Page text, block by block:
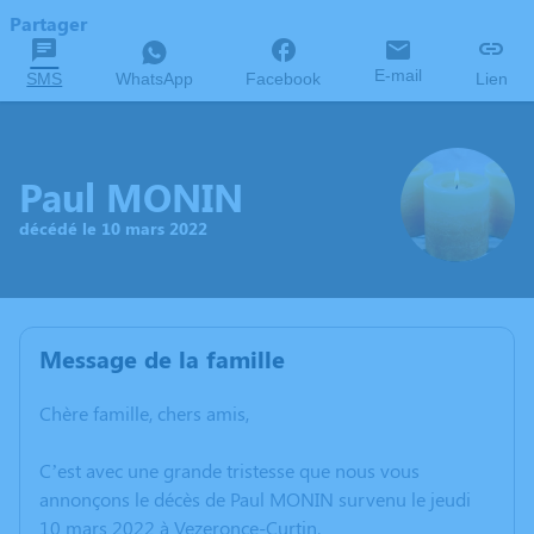
Partager
SMS WhatsApp Facebook E-mail Lien
Paul MONIN
décédé le 10 mars 2022
Message de la famille
Chère famille, chers amis,
C’est avec une grande tristesse que nous vous
annonçons le décès de Paul MONIN survenu le jeudi
10 mars 2022 à Vezeronce-Curtin.